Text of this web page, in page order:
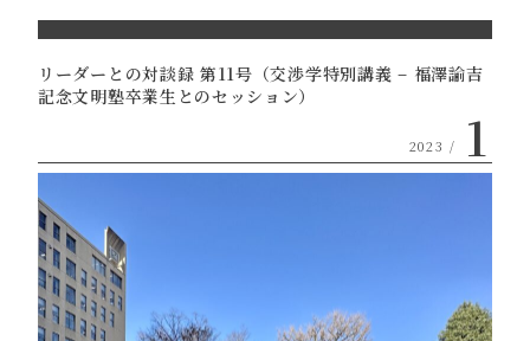
リーダーとの対談録 第11号（交渉学特別講義 – 福澤諭吉
記念文明塾卒業生とのセッション）
2023 / 1